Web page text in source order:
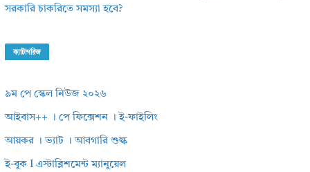
সরকারি চাকরিতে সমস্যা হবে?
ক্যাটাগরিজ
৯ম পে স্কেল নিউজ ২০২৬
আইবাস++ । পে ফিক্সেশন । ই-ফাইলিং
আয়কর । ভ্যাট । আবগারি শুল্ক
ই-বুক I এস্টাব্লিশমেন্ট ম্যানুয়েল